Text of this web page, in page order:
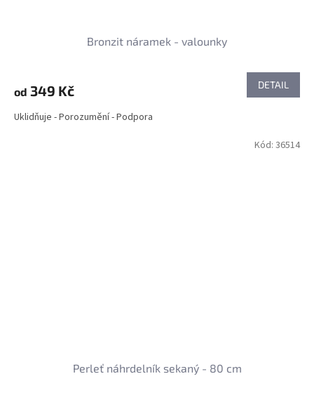
Bronzit náramek - valounky
od 349 Kč DETAIL
Uklidňuje - Porozumění - Podpora
Perleť náhrdelník sekaný - 80 cm
Kód: 36514